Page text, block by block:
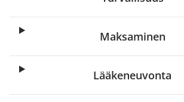
Maksaminen
Lääkeneuvonta